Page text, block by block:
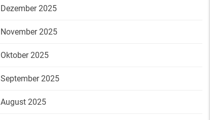
Dezember 2025
November 2025
Oktober 2025
September 2025
August 2025